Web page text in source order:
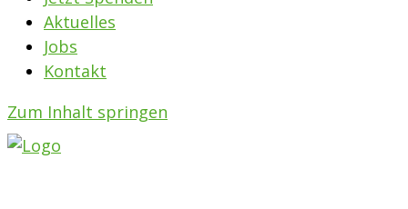
Aktuelles
Jobs
Kontakt
Zum Inhalt springen